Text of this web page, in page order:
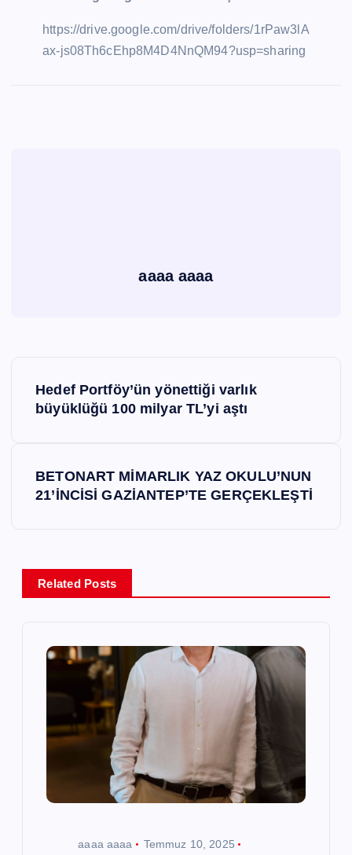
https://drive.google.com/drive/folders/1rPaw3lA
ax-js08Th6cEhp8M4D4NnQM94?usp=sharing
aaaa aaaa
e
z
Hedef Portföy’ün yönettiği varlık
büyüklüğü 100 milyar TL’yi aştı
BETONART MİMARLIK YAZ OKULU’NUN
21’İNCİSİ GAZİANTEP’TE GERÇEKLEŞTİ
Related Posts
aaaa aaaa
Temmuz 10, 2025